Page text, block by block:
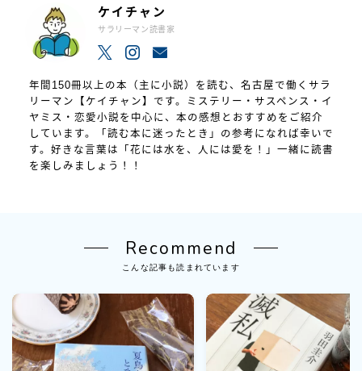
ケイチャン
サラリーマン読書家
年間150冊以上の本（主に小説）を読む、名古屋で働くサラ
リーマン【ケイチャン】です。ミステリー・サスペンス・イ
ヤミス・恋愛小説を中心に、本の感想とおすすめをご紹介
しています。「読む本に迷ったとき」の参考になれば幸いで
す。好きな言葉は「花には水を、人には愛を！」一緒に読書
を楽しみましょう！！
Recommend
こんな記事も読まれています